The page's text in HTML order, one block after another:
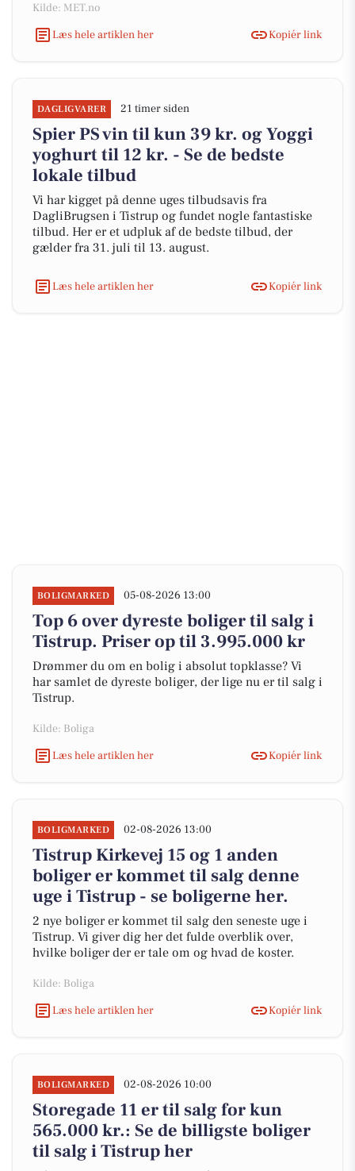
Kilde: MET.no
Læs hele artiklen her
Kopiér link
DAGLIGVARER 21 timer siden
Spier PS vin til kun 39 kr. og Yoggi
yoghurt til 12 kr. - Se de bedste
lokale tilbud
Vi har kigget på denne uges tilbudsavis fra
DagliBrugsen i Tistrup og fundet nogle fantastiske
tilbud. Her er et udpluk af de bedste tilbud, der
gælder fra 31. juli til 13. august.
Læs hele artiklen her Kopiér link
BOLIGMARKED 05-08-2026 13:00
Top 6 over dyreste boliger til salg i
Tistrup. Priser op til 3.995.000 kr
Drømmer du om en bolig i absolut topklasse? Vi
har samlet de dyreste boliger, der lige nu er til salg i
Tistrup.
Kilde: Boliga
Læs hele artiklen her
Kopiér link
BOLIGMARKED 02-08-2026 13:00
Tistrup Kirkevej 15 og 1 anden
boliger er kommet til salg denne
uge i Tistrup - se boligerne her.
2 nye boliger er kommet til salg den seneste uge i
Tistrup. Vi giver dig her det fulde overblik over,
hvilke boliger der er tale om og hvad de koster.
Kilde: Boliga
Læs hele artiklen her
Kopiér link
BOLIGMARKED 02-08-2026 10:00
Storegade 11 er til salg for kun
565.000 kr.: Se de billigste boliger
til salg i Tistrup her